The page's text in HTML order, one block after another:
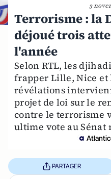
3
Terrorisme : la
déjoué trois
l'année
Selon RTL, les
frapper Lille, Nice et
révélations
projet de loi sur le
contre le terrorisme
ultime vote au Sénat
PARTAGER